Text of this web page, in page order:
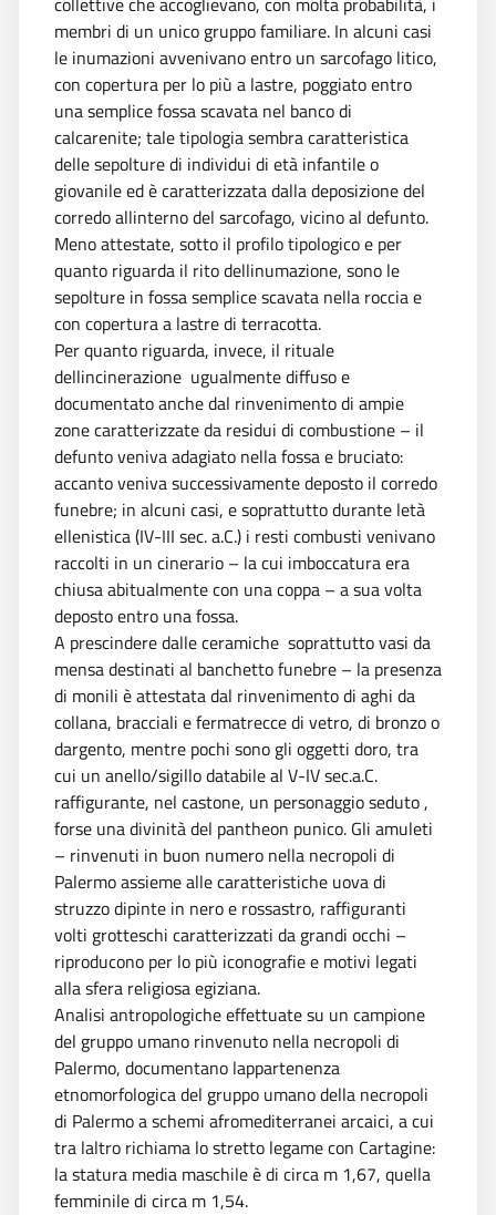
membri di un unico gruppo familiare. In alcuni casi
le inumazioni avvenivano entro un sarcofago litico,
con copertura per lo più a lastre, poggiato entro
una semplice fossa scavata nel banco di
calcarenite; tale tipologia sembra caratteristica
delle sepolture di individui di età infantile o
giovanile ed è caratterizzata dalla deposizione del
corredo allinterno del sarcofago, vicino al defunto.
Meno attestate, sotto il profilo tipologico e per
quanto riguarda il rito dellinumazione, sono le
sepolture in fossa semplice scavata nella roccia e
con copertura a lastre di terracotta.
Per quanto riguarda, invece, il rituale
dellincinerazione  ugualmente diffuso e
documentato anche dal rinvenimento di ampie
zone caratterizzate da residui di combustione – il
defunto veniva adagiato nella fossa e bruciato:
accanto veniva successivamente deposto il corredo
funebre; in alcuni casi, e soprattutto durante letà
ellenistica (IV-III sec. a.C.) i resti combusti venivano
raccolti in un cinerario – la cui imboccatura era
chiusa abitualmente con una coppa – a sua volta
deposto entro una fossa.
A prescindere dalle ceramiche  soprattutto vasi da
mensa destinati al banchetto funebre – la presenza
di monili è attestata dal rinvenimento di aghi da
collana, bracciali e fermatrecce di vetro, di bronzo o
dargento, mentre pochi sono gli oggetti doro, tra
cui un anello/sigillo databile al V-IV sec.a.C.
raffigurante, nel castone, un personaggio seduto ,
forse una divinità del pantheon punico. Gli amuleti
– rinvenuti in buon numero nella necropoli di
Palermo assieme alle caratteristiche uova di
struzzo dipinte in nero e rossastro, raffiguranti
volti grotteschi caratterizzati da grandi occhi –
riproducono per lo più iconografie e motivi legati
alla sfera religiosa egiziana.
Analisi antropologiche effettuate su un campione
del gruppo umano rinvenuto nella necropoli di
Palermo, documentano lappartenenza
etnomorfologica del gruppo umano della necropoli
di Palermo a schemi afromediterranei arcaici, a cui
tra laltro richiama lo stretto legame con Cartagine:
la statura media maschile è di circa m 1,67, quella
femminile di circa m 1,54.